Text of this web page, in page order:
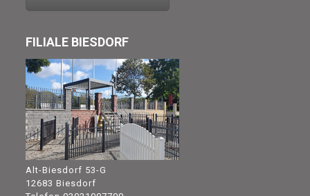
FILIALE BIESDORF
Alt-Biesdorf 53-G
12683 Biesdorf